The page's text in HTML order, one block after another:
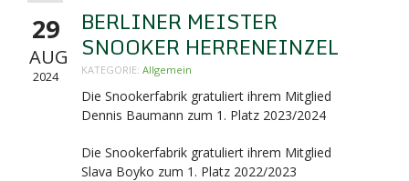
29
AUG
2024
BERLINER MEISTER
SNOOKER HERRENEINZEL
KATEGORIE: Allgemein
Die Snookerfabrik gratuliert ihrem Mitglied
Dennis Baumann zum 1. Platz 2023/2024
Die Snookerfabrik gratuliert ihrem Mitglied
Slava Boyko zum 1. Platz 2022/2023